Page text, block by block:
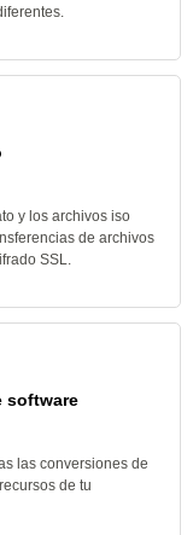
y los archivos iso
de archivos
SSL.
software
las conversiones de
de tu